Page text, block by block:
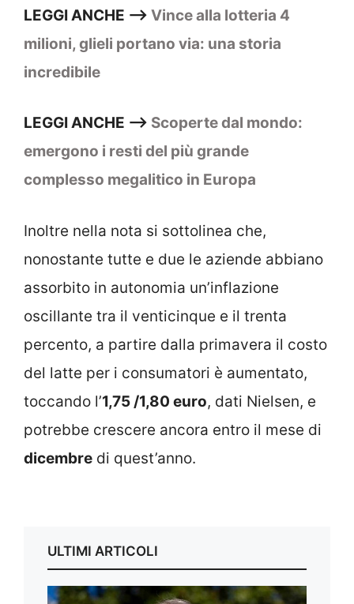
LEGGI ANCHE —> Vince alla lotteria 4
milioni, glieli portano via: una storia
incredibile
LEGGI ANCHE —> Scoperte dal mondo:
emergono i resti del più grande
complesso megalitico in Europa
Inoltre nella nota si sottolinea che,
nonostante tutte e due le aziende abbiano
assorbito in autonomia un’inflazione
oscillante tra il venticinque e il trenta
percento, a partire dalla primavera il costo
del latte per i consumatori è aumentato,
toccando l’1,75 /1,80 euro, dati Nielsen, e
potrebbe crescere ancora entro il mese di
dicembre di quest’anno.
ULTIMI ARTICOLI